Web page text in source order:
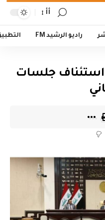
أأ
راديو الرشيد FM
جلسات